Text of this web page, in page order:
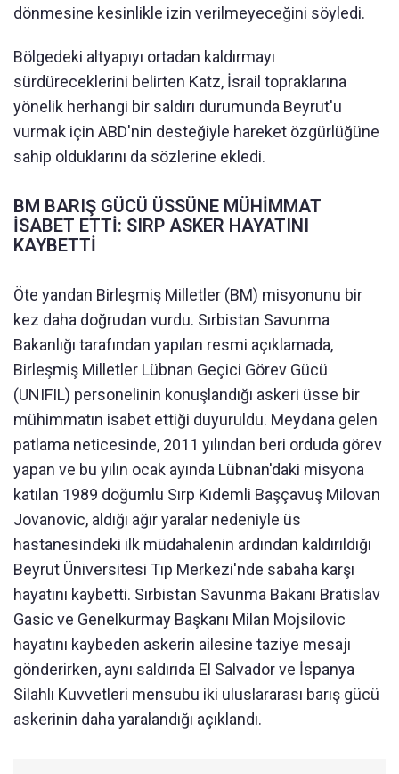
dönmesine kesinlikle izin verilmeyeceğini söyledi.
Bölgedeki altyapıyı ortadan kaldırmayı
sürdüreceklerini belirten Katz, İsrail topraklarına
yönelik herhangi bir saldırı durumunda Beyrut'u
vurmak için ABD'nin desteğiyle hareket özgürlüğüne
sahip olduklarını da sözlerine ekledi.
BM BARIŞ GÜCÜ ÜSSÜNE MÜHİMMAT
İSABET ETTİ: SIRP ASKER HAYATINI
KAYBETTİ
Öte yandan Birleşmiş Milletler (BM) misyonunu bir
kez daha doğrudan vurdu. Sırbistan Savunma
Bakanlığı tarafından yapılan resmi açıklamada,
Birleşmiş Milletler Lübnan Geçici Görev Gücü
(UNIFIL) personelinin konuşlandığı askeri üsse bir
mühimmatın isabet ettiği duyuruldu. Meydana gelen
patlama neticesinde, 2011 yılından beri orduda görev
yapan ve bu yılın ocak ayında Lübnan'daki misyona
katılan 1989 doğumlu Sırp Kıdemli Başçavuş Milovan
Jovanovic, aldığı ağır yaralar nedeniyle üs
hastanesindeki ilk müdahalenin ardından kaldırıldığı
Beyrut Üniversitesi Tıp Merkezi'nde sabaha karşı
hayatını kaybetti. Sırbistan Savunma Bakanı Bratislav
Gasic ve Genelkurmay Başkanı Milan Mojsilovic
hayatını kaybeden askerin ailesine taziye mesajı
gönderirken, aynı saldırıda El Salvador ve İspanya
Silahlı Kuvvetleri mensubu iki uluslararası barış gücü
askerinin daha yaralandığı açıklandı.